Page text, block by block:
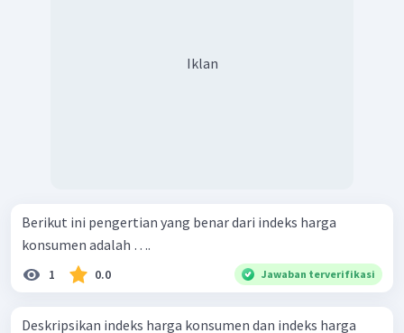
Iklan
Berikut ini pengertian yang benar dari indeks harga
konsumen adalah ….
1 0.0 Jawaban terverifikasi
Deskripsikan indeks harga konsumen dan indeks harga